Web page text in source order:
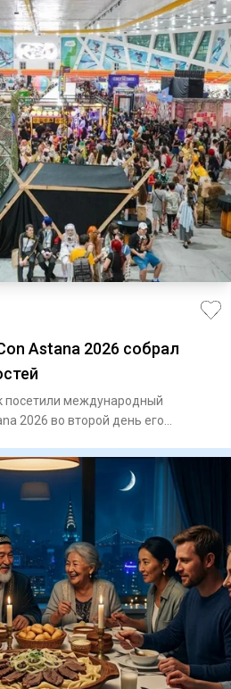
Astana 2026 собрал
посетили международный
2026 во второй день его